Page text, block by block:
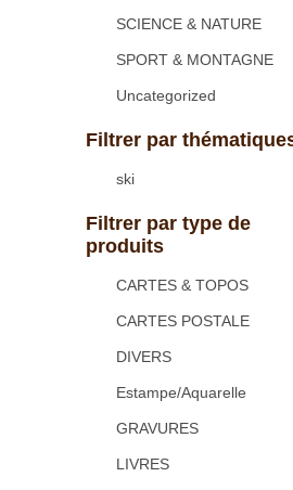
SCIENCE & NATURE
SPORT & MONTAGNE
Uncategorized
Filtrer par
ski
Filtrer par type de
produits
CARTES & TOPOS
CARTES POSTALE
DIVERS
Estampe/Aquarelle
GRAVURES
LIVRES